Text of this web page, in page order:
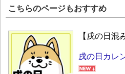
こちらのページもおすすめ
【戌の日混
戌の日カレ